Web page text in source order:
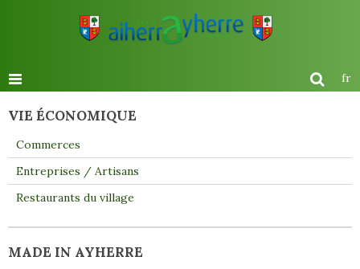
fr
VIE ÉCONOMIQUE
Commerces
Entreprises / Artisans
Restaurants du village
MADE IN AYHERRE